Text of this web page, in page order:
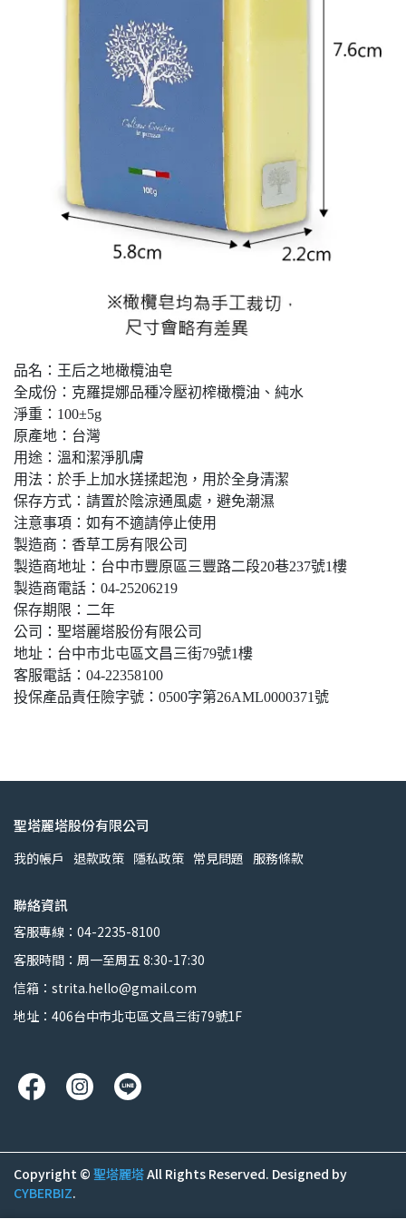
品名：王后之地橄欖油皂
全成份：克羅提娜品種冷壓初榨橄欖油、純水
淨重：100±5g
原產地：台灣
用途：溫和潔淨肌膚
用法：於手上加水搓揉起泡，用於全身清潔
保存方式：請置於陰涼通風處，避免潮濕
注意事項：如有不適請停止使用
製造商：香草工房有限公司
製造商地址：台中市豐原區三豐路二段20巷237號1樓
製造商電話：04-25206219
保存期限：二年
公司：聖塔麗塔股份有限公司
地址：台中市北屯區文昌三街79號1樓
客服電話：04-22358100
投保產品責任險字號：0500字第26AML0000371號
聖塔麗塔股份有限公司
我的帳戶 退款政策 隱私政策 常見問題 服務條款
聯絡資訊
客服專線：04-2235-8100
客服時間：周一至周五 8:30-17:30
信箱：strita.hello@gmail.com
地址：406台中市北屯區文昌三街79號1F
Copyright © 聖塔麗塔All Rights Reserved. Designed by
CYBERBIZ.